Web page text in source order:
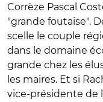
Corrèze Pascal
"grande foutaise".
scelle le couple
dans le domaine
grande chez les
les maires. Et si
vice-présidente de